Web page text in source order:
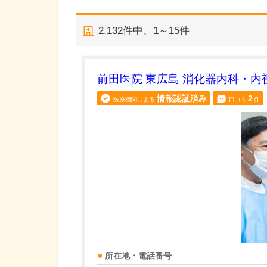
2,132件中、 1～15件
前田医院 東広島 消化器内科・内
医療機関による 情報認証済み 口コミ 2件
所在地・電話番号